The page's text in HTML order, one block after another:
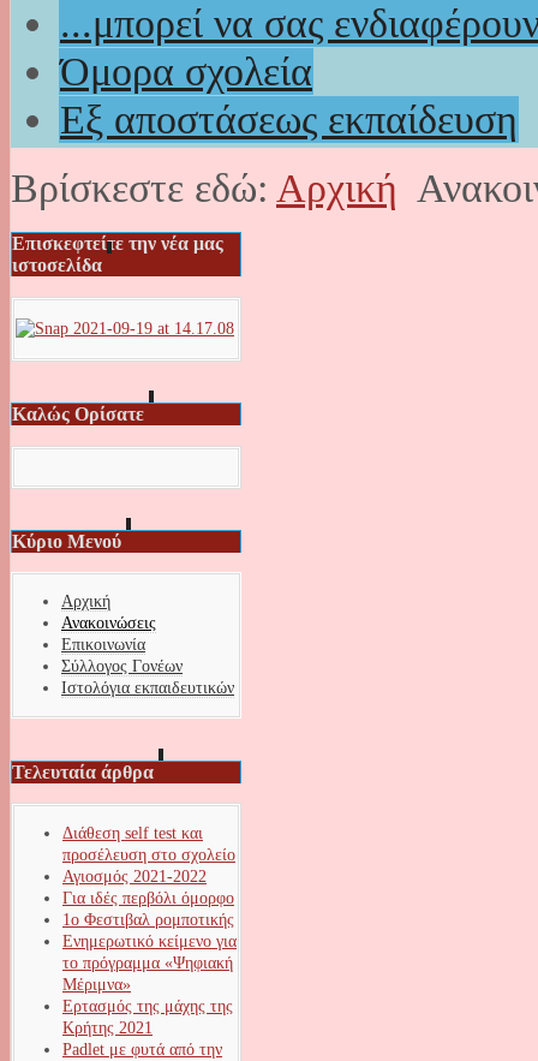
...μπορεί να σας
Όμορα σχολεία
Εξ αποστάσεως εκπαίδευση
Βρίσκεστε εδώ: Αρχική
Επισκεφτείτε την νέα μας
ιστοσελίδα
Καλώς Ορίσατε
Κύριο Μενού
Αρχική
Ανακοινώσεις
Επικοινωνία
Σύλλογος Γονέων
Ιστολόγια εκπαιδευτικών
Τελευταία άρθρα
Διάθεση self test και
προσέλευση στο σχολείο
Αγιοσμός 2021-2022
Για ιδές περβόλι όμορφο
1ο Φεστιβαλ ρομποτικής
Ενημερωτικό κείμενο για
το πρόγραμμα «Ψηφιακή
Μέριμνα»
Ερτασμός της μάχης της
Κρήτης 2021
Padlet με φυτά από την